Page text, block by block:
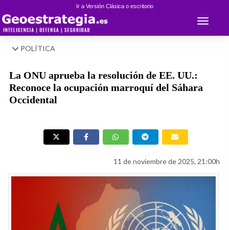
Ir a Versión Clásica o escritorio
Toggle
POLÍTICA
La ONU aprueba la resolución de EE. UU.:
Reconoce la ocupación marroquí del Sáhara
Occidental
11 de noviembre de 2025, 21:00h